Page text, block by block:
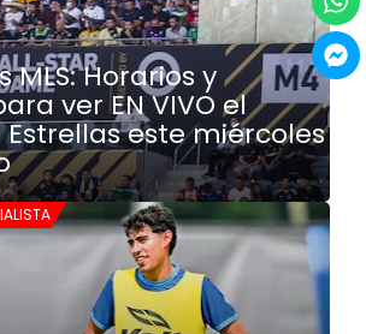
MLS: Horarios y
ver EN VIVO el
este miércoles